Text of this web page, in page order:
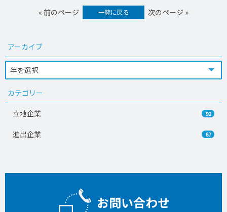
« 前のページ 一覧に戻る 次のページ »
アーカイブ
カテゴリー
立地企業 92
進出企業 67
お問い合わせ